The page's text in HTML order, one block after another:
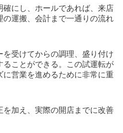
確にし、ホールであれば、来店
の運搬、会計まで一通りの流れ
受けてからの調理、盛り付け
ることができる。この試運転が
に営業を進めるために非常に重
を加え、実際の開店までに改善